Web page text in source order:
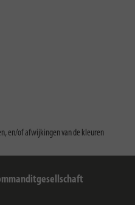
en/of afwijkingen van de kleuren